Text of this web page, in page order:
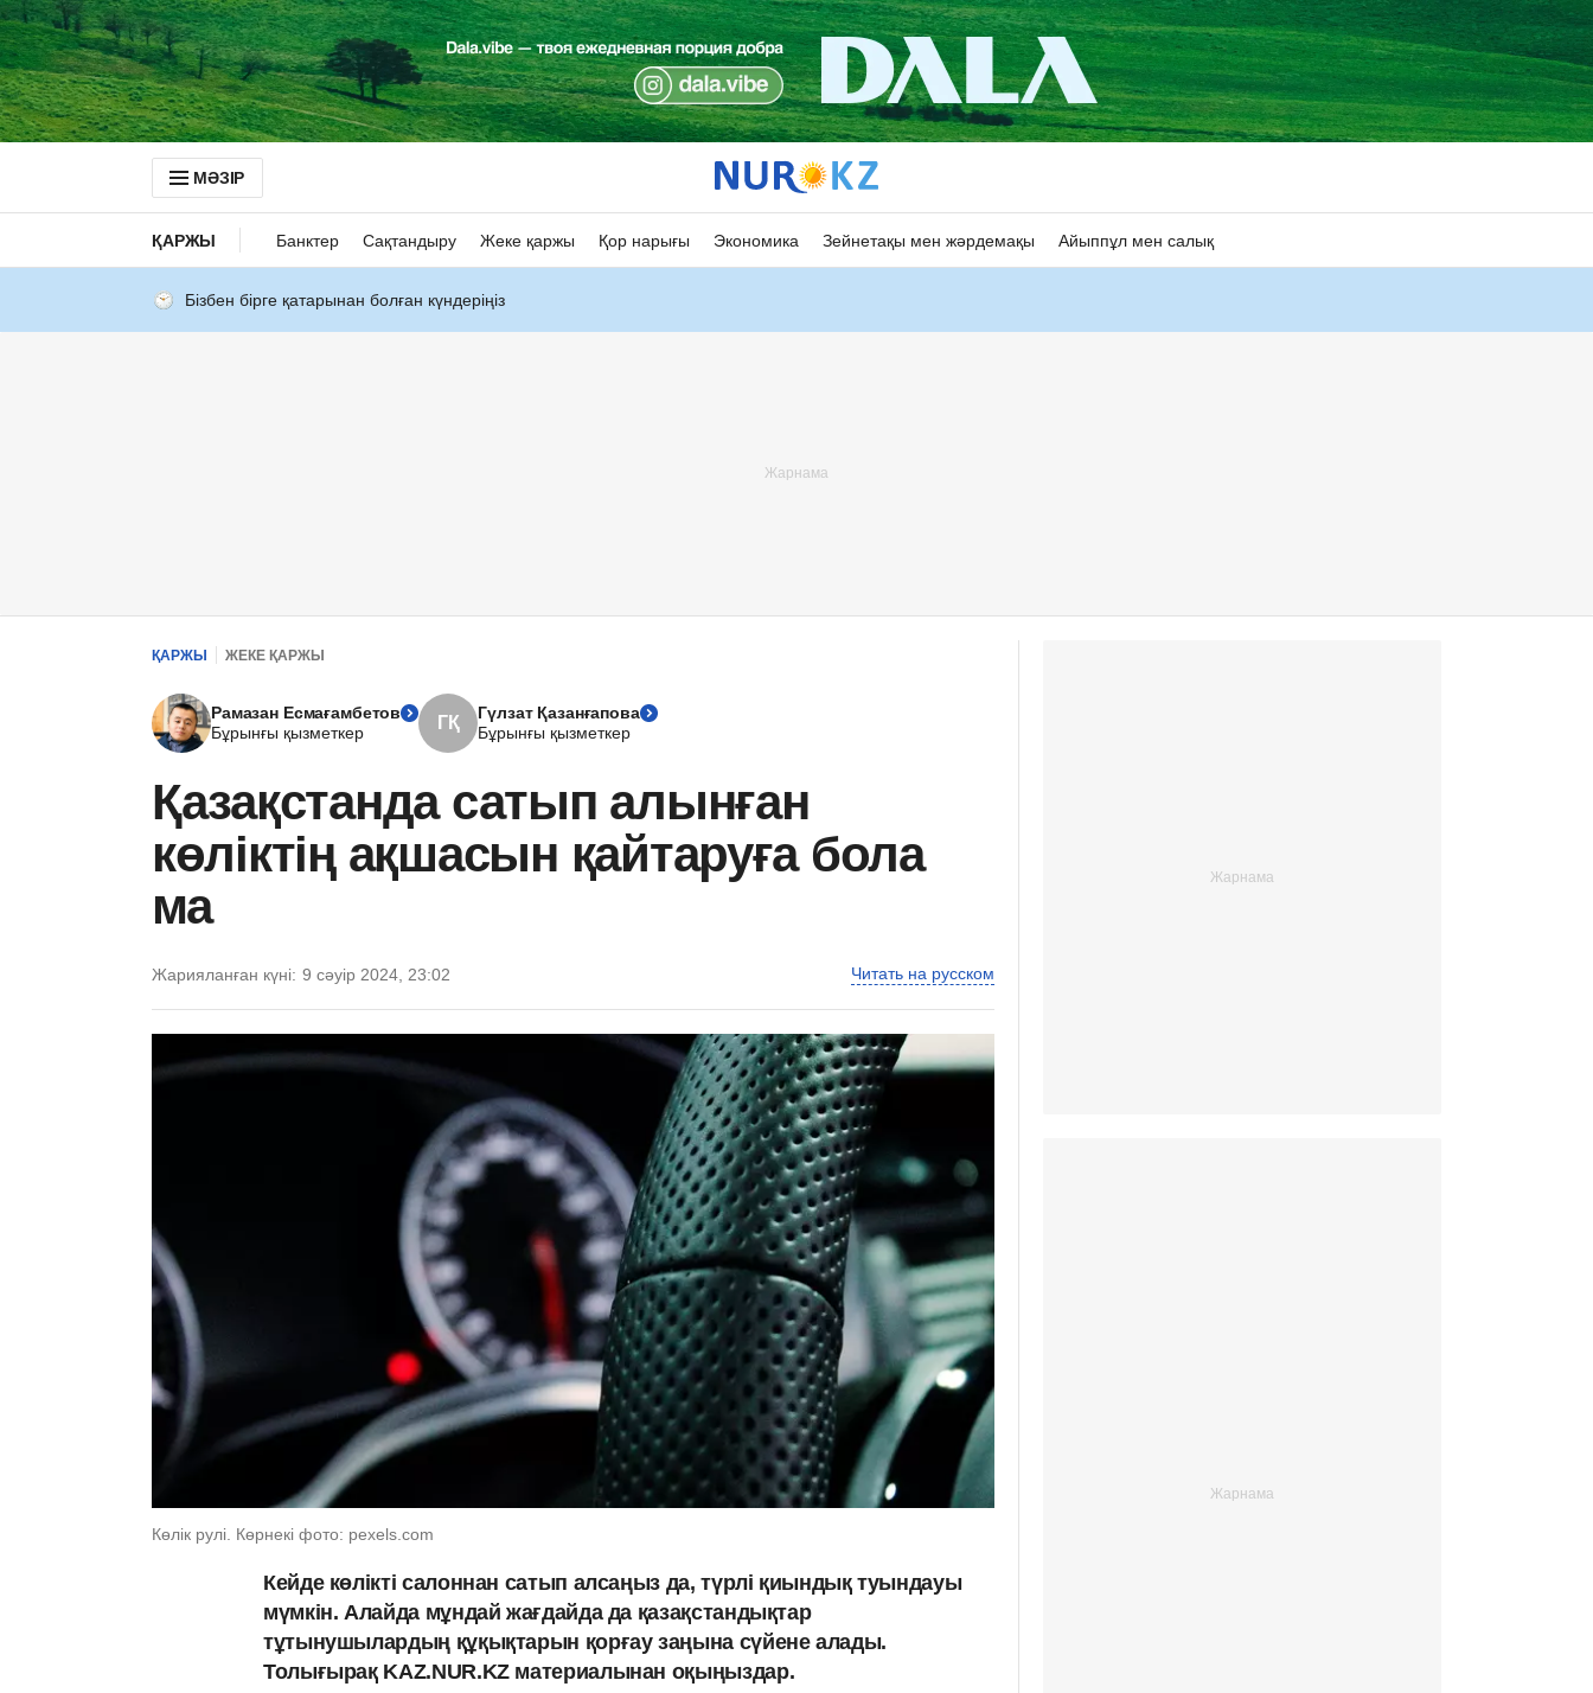
МӘЗІР
ҚАРЖЫ Банктер Сақтандыру Жеке қаржы Қор нарығы Экономика Зейнетақы мен жәрдемақы Айыппұл мен салық
Бізбен бірге қатарынан болған күндеріңіз
ҚАРЖЫ ЖЕКЕ ҚАРЖЫ
Рамазан Есмағамбетов
Бұрынғы қызметкер
ГҚ
Гүлзат Қазанғапова
Бұрынғы қызметкер
Қазақстанда сатып алынған
көліктің ақшасын қайтаруға бола
ма
Жарияланған күні: 9 сәуір 2024, 23:02 Читать на русском
Көлік рулі. Көрнекі фото: pexels.com
Кейде көлікті салоннан сатып алсаңыз да, түрлі қиындық туындауы
мүмкін. Алайда мұндай жағдайда да қазақстандықтар
тұтынушылардың құқықтарын қорғау заңына сүйене алады.
Толығырақ KAZ.NUR.KZ материалынан оқыңыздар.